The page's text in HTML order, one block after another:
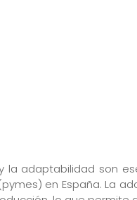
la adaptabilidad son
en España. La